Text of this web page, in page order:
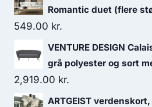
Romantic duet (flere
549.00 kr.
VENTURE DESIGN
grå polyester og sort
2,919.00 kr.
ARTGEIST